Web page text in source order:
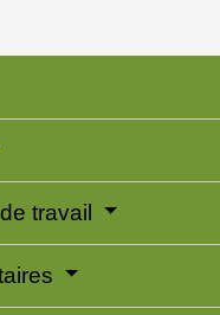
travail